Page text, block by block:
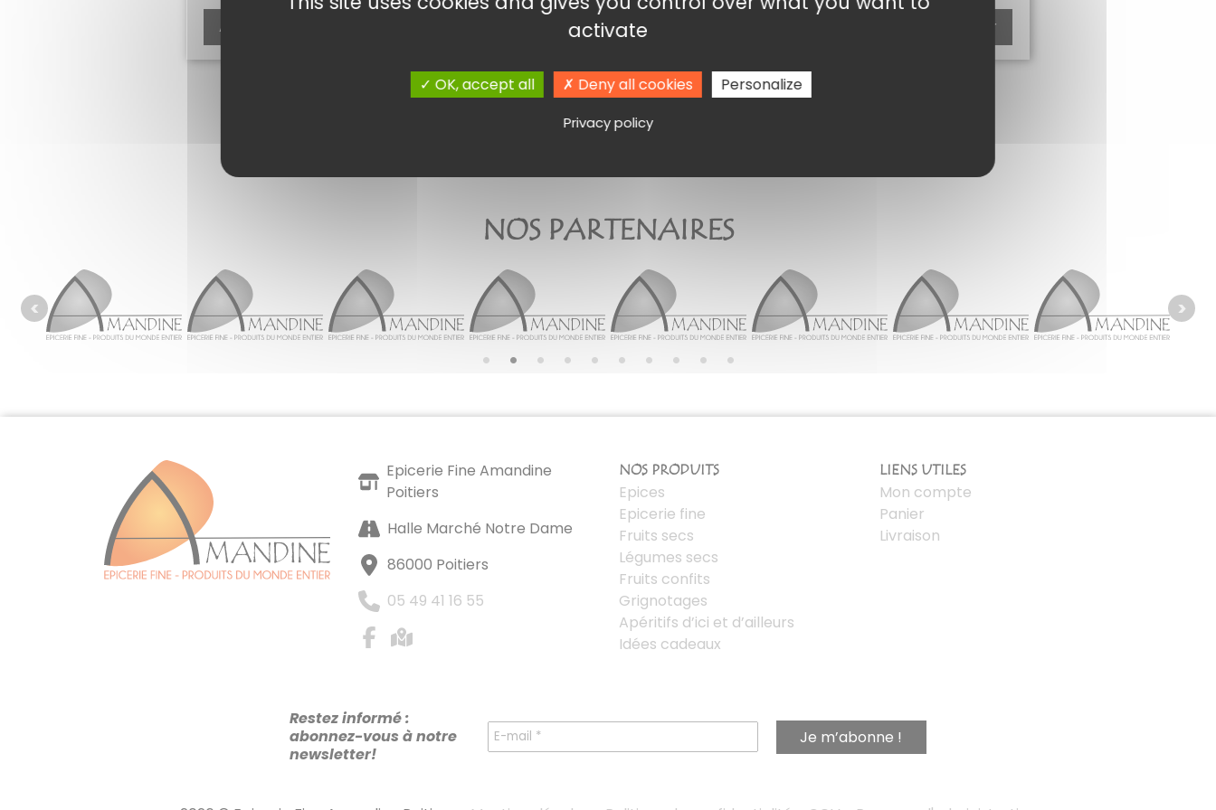
Ajouter au panier Ajouter au panier
NOS PARTENAIRES
Epicerie Fine Amandine
Poitiers
Halle Marché Notre Dame
86000 Poitiers
05 49 41 16 55
NOS PRODUITS
Epices
Epicerie fine
Fruits secs
Légumes secs
Fruits confits
Grignotages
Apéritifs d’ici et d’ailleurs
Idées cadeaux
LIENS UTILES
Mon compte
Panier
Livraison
Restez informé :
abonnez-vous à notre
newsletter!
activate
OK, accept all Deny all cookies Personalize
Privacy policy